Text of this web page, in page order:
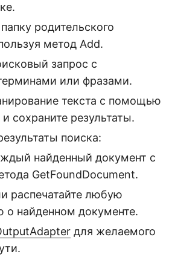
родительского
метод Add.
запрос с
или фразами.
текста с помощью
сохраните результаты.
поиска:
найденный документ с
GetFoundDocument.
распечатайте любую
найденном документе.
для желаемого